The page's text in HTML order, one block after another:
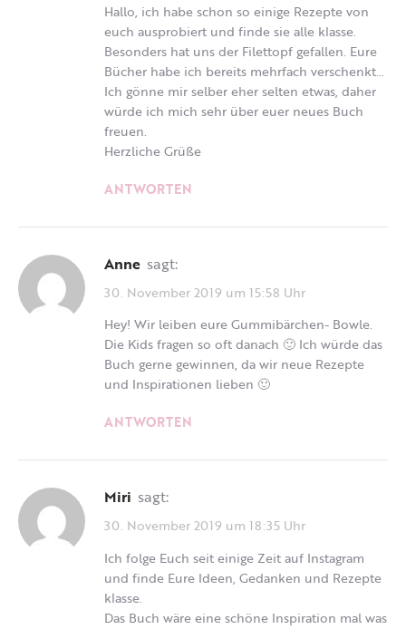
Hallo, ich habe schon so einige Rezepte von
euch ausprobiert und finde sie alle klasse.
Besonders hat uns der Filettopf gefallen. Eure
Bücher habe ich bereits mehrfach verschenkt…
Ich gönne mir selber eher selten etwas, daher
würde ich mich sehr über euer neues Buch
freuen.
Herzliche Grüße
ANTWORTEN
Anne sagt:
30. November 2019 um 15:58 Uhr
Hey! Wir leiben eure Gummibärchen- Bowle.
Die Kids fragen so oft danach 🙂 Ich würde das
Buch gerne gewinnen, da wir neue Rezepte
und Inspirationen lieben 🙂
ANTWORTEN
Miri sagt:
30. November 2019 um 18:35 Uhr
Ich folge Euch seit einige Zeit auf Instagram
und finde Eure Ideen, Gedanken und Rezepte
klasse.
Das Buch wäre eine schöne Inspiration mal was